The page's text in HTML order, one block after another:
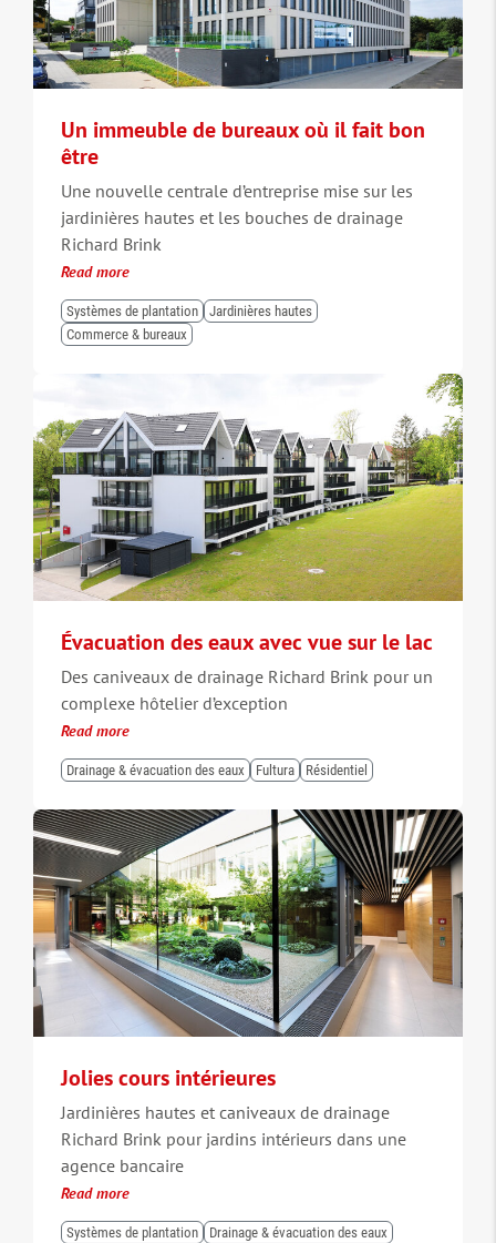
Un immeuble de bureaux où il fait bon
être
Une nouvelle centrale d’entreprise mise sur les
jardinières hautes et les bouches de drainage
Richard Brink
Read more
Systèmes de plantation
Jardinières hautes
Commerce & bureaux
Évacuation des eaux avec vue sur le lac
Des caniveaux de drainage Richard Brink pour un
complexe hôtelier d’exception
Read more
Drainage & évacuation des eaux Fultura Résidentiel
Jolies cours intérieures
Jardinières hautes et caniveaux de drainage
Richard Brink pour jardins intérieurs dans une
agence bancaire
Read more
Systèmes de plantation
Drainage & évacuation des eaux